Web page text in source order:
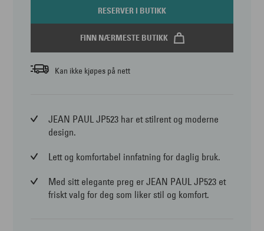
RESERVER I BUTIKK
FINN NÆRMESTE BUTIKK
Kan ikke kjøpes på nett
JEAN PAUL JP523 har et stilrent og moderne
design.
Lett og komfortabel innfatning for daglig bruk.
Med sitt elegante preg er JEAN PAUL JP523 et
friskt valg for deg som liker stil og komfort.